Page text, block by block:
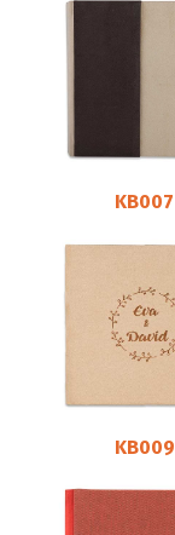
KB007
KB009